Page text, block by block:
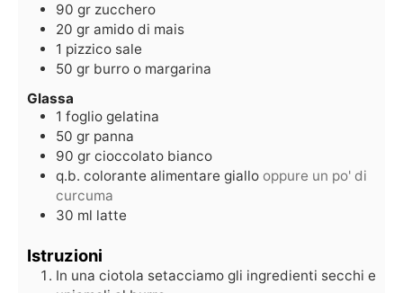
90 gr zucchero
20 gr amido di mais
1 pizzico sale
50 gr burro o margarina
Glassa
1 foglio gelatina
50 gr panna
90 gr cioccolato bianco
q.b. colorante alimentare giallo oppure un po' di
curcuma
30 ml latte
Istruzioni
In una ciotola setacciamo gli ingredienti secchi e